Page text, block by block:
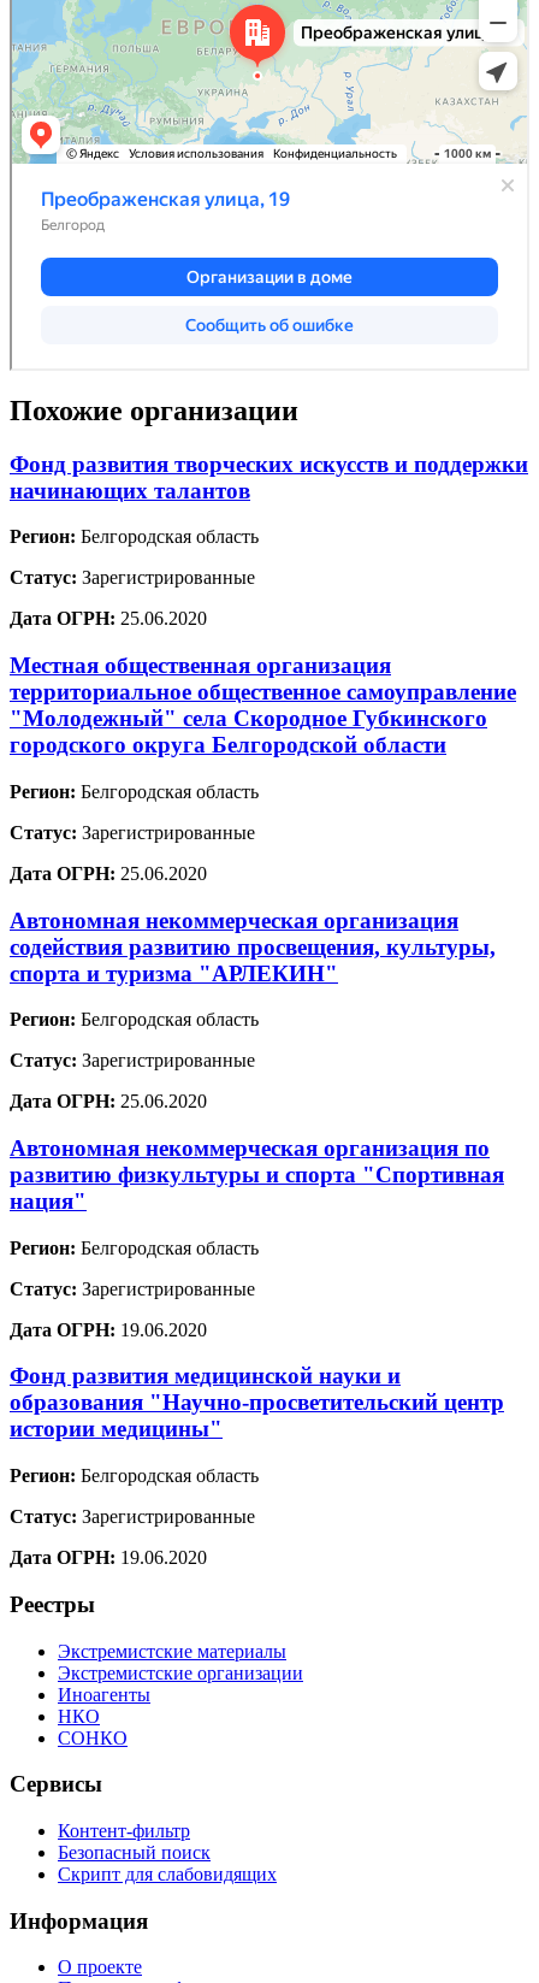
Похожие организации
Фонд развития творческих искусств и поддержки
начинающих талантов
Регион: Белгородская область
Статус: Зарегистрированные
Дата ОГРН: 25.06.2020
Местная общественная организация
территориальное общественное самоуправление
"Молодежный" села Скородное Губкинского
городского округа Белгородской области
Регион: Белгородская область
Статус: Зарегистрированные
Дата ОГРН: 25.06.2020
Автономная некоммерческая организация
содействия развитию просвещения, культуры,
спорта и туризма "АРЛЕКИН"
Регион: Белгородская область
Статус: Зарегистрированные
Дата ОГРН: 25.06.2020
Автономная некоммерческая организация по
развитию физкультуры и спорта "Спортивная
нация"
Регион: Белгородская область
Статус: Зарегистрированные
Дата ОГРН: 19.06.2020
Фонд развития медицинской науки и
образования "Научно-просветительский центр
истории медицины"
Регион: Белгородская область
Статус: Зарегистрированные
Дата ОГРН: 19.06.2020
Реестры
Экстремистские материалы
Экстремистские организации
Иноагенты
НКО
СОНКО
Сервисы
Контент-фильтр
Безопасный поиск
Скрипт для слабовидящих
Информация
О проекте